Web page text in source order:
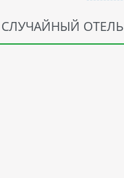
СЛУЧАЙНЫЙ ОТЕЛЬ